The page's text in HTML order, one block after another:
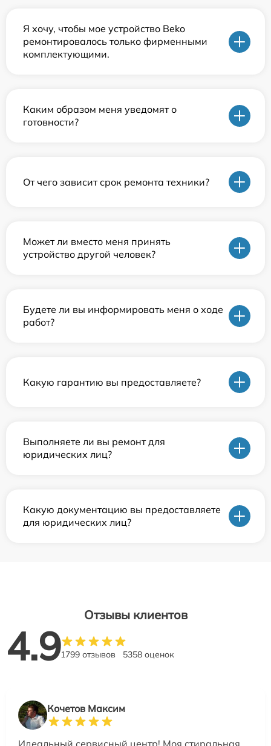
Я хочу, чтобы мое устройство Beko
ремонтировалось только фирменными
комплектующими.
Каким образом меня уведомят о
готовности?
От чего зависит срок ремонта техники?
Может ли вместо меня принять
устройство другой человек?
Будете ли вы информировать меня о ходе
работ?
Какую гарантию вы предоставляете?
Выполняете ли вы ремонт для
юридических лиц?
Какую документацию вы предоставляете
для юридических лиц?
Отзывы клиентов
4.91799 отзывов 5358 оценок
Кочетов Максим